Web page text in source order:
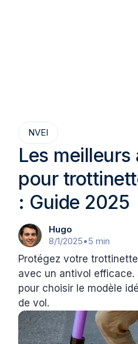
NVEI
Les meilleurs
pour
: Guide 2025
Hugo
8/1/2025•5 min
Protégez votre
avec un antivol efficace.
pour choisir le modèle
de vol.